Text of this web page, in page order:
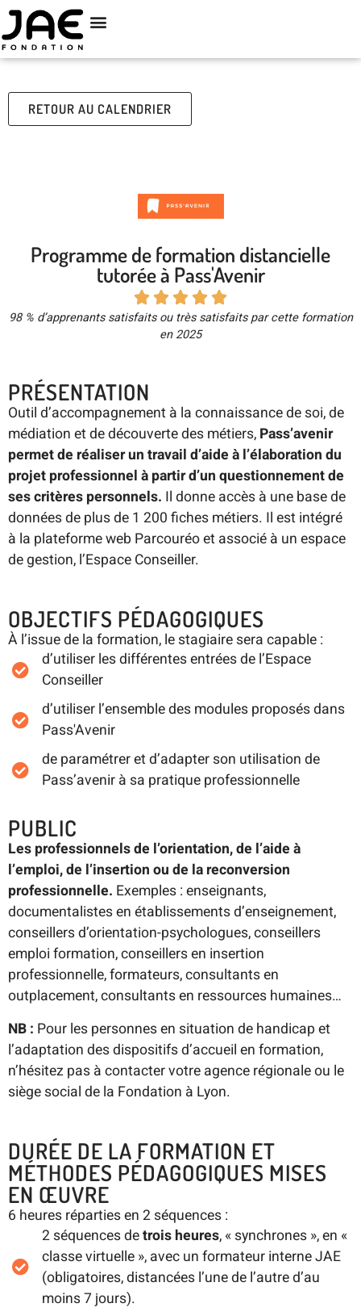
RETOUR AU CALENDRIER
Programme de formation distancielle
tutorée à Pass'Avenir
    
98 % d’apprenants satisfaits ou très satisfaits par cette formation
en 2025
PRÉSENTATION
Outil d’accompagnement à la connaissance de soi, de
médiation et de découverte des métiers, Pass’avenir
permet de réaliser un travail d’aide à l’élaboration du
projet professionnel à partir d’un questionnement de
ses critères personnels. Il donne accès à une base de
données de plus de 1 200 fiches métiers. Il est intégré
à la plateforme web Parcouréo et associé à un espace
de gestion, l’Espace Conseiller.
OBJECTIFS PÉDAGOGIQUES
À l’issue de la formation, le stagiaire sera capable :
d’utiliser les différentes entrées de l’Espace
Conseiller
d’utiliser l’ensemble des modules proposés dans
Pass'Avenir
de paramétrer et d’adapter son utilisation de
Pass’avenir à sa pratique professionnelle
PUBLIC
Les professionnels de l’orientation, de l’aide à
l’emploi, de l’insertion ou de la reconversion
professionnelle. Exemples : enseignants,
documentalistes en établissements d’enseignement,
conseillers d’orientation-psychologues, conseillers
emploi formation, conseillers en insertion
professionnelle, formateurs, consultants en
outplacement, consultants en ressources humaines…
NB : Pour les personnes en situation de handicap et
l’adaptation des dispositifs d’accueil en formation,
n’hésitez pas à contacter votre agence régionale ou le
siège social de la Fondation à Lyon.
DURÉE DE LA FORMATION ET
MÉTHODES PÉDAGOGIQUES MISES
EN ŒUVRE
6 heures réparties en 2 séquences :
2 séquences detrois heures, « synchrones », en «
classe virtuelle », avec un formateur interne JAE
(obligatoires, distancées l’une de l’autre d’au
moins 7 jours).